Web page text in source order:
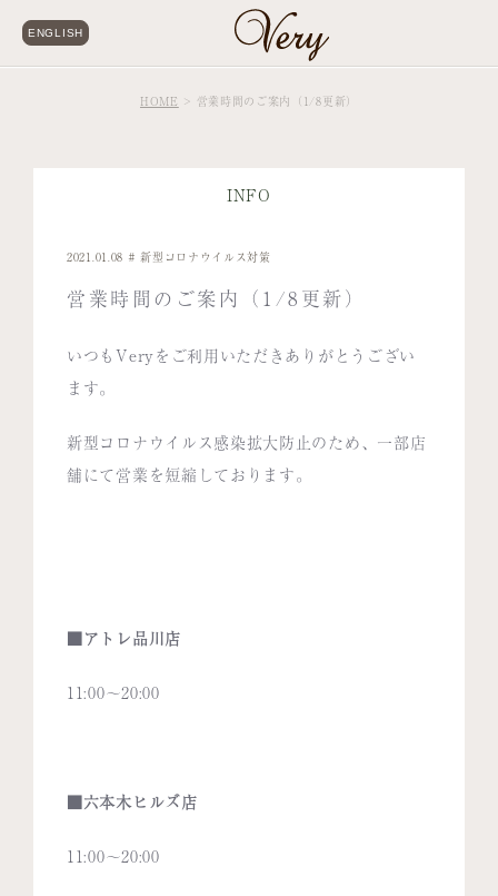
ENGLISH
HOME 営業時間のご案内（1/8更新）
INFO
2021.01.08 新型コロナウイルス対策
営業時間のご案内（1/8更新）
いつもVeryをご利用いただきありがとうござい
ます。
新型コロナウイルス感染拡大防止のため、一部店
舗にて営業を短縮しております。
■アトレ品川店
11:00〜20:00
■六本木ヒルズ店
11:00〜20:00